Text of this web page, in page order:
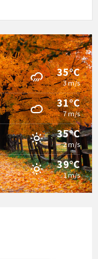
35°C
3 m/s
31°C
7 m/s
35°C
2 m/s
39°C
1 m/s